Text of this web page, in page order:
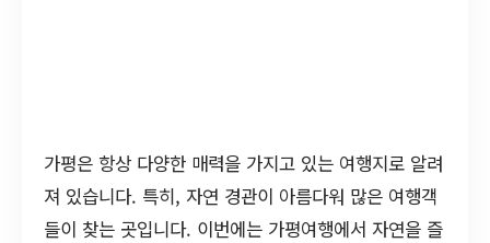
가평은 항상 다양한 매력을 가지고 있는 여행지로 알려
져 있습니다. 특히, 자연 경관이 아름다워 많은 여행객
들이 찾는 곳입니다. 이번에는 가평여행에서 자연을 즐